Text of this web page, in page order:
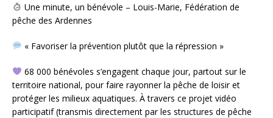
Une minute, un bénévole – Louis-Marie, Fédération de
pêche des Ardennes
« Favoriser la prévention plutôt que la répression »
68 000 bénévoles s’engagent chaque jour, partout sur le
territoire national, pour faire rayonner la pêche de loisir et
protéger les milieux aquatiques. À travers ce projet vidéo
participatif (transmis directement par les structures de pêche